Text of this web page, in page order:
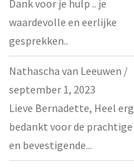
Dank voor je hulp .. je
waardevolle en eerlijke
gesprekken..
Nathascha van Leeuwen /
september 1, 2023
Lieve Bernadette, Heel erg
bedankt voor de prachtige
en bevestigende...